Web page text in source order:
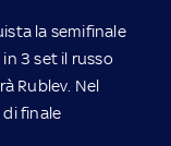
la semifinale
3 set il russo
Rublev. Nel
di finale